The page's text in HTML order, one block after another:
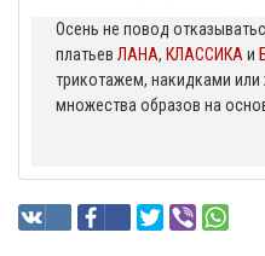
Осень не повод
платьев ЛАНА, КЛАССИКА и
трикотажем, накидками
множества образов на